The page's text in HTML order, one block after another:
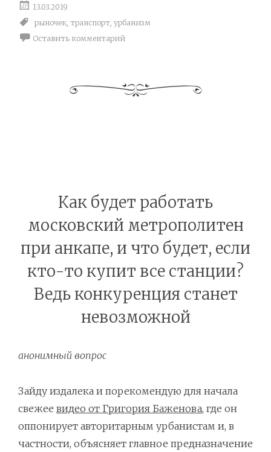
13.03.2019
рыночек, транспорт, урбанизм
Оставить комментарий
Как будет работать
московский метрополитен
при анкапе, и что будет, если
кто-то купит все станции?
Ведь конкуренция станет
невозможной
анонимный вопрос
Зайду издалека и порекомендую для начала
свежее видео от Григория Баженова, где он
оппонирует авторитарным урбанистам и, в
частности, объясняет главное предназначение